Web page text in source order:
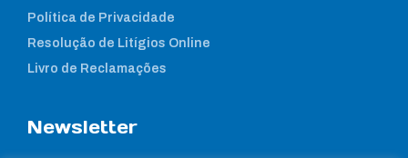
Política de Privacidade
Resolução de Litígios Online
Livro de Reclamações
Newsletter